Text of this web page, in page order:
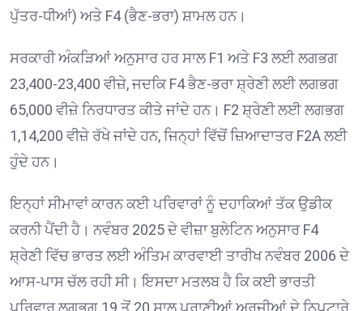
ਪੁੱਤਰ-ਧੀਆਂ) ਅਤੇ F4 (ਭੈਣ-ਭਰਾ) ਸ਼ਾਮਲ ਹਨ।
ਸਰਕਾਰੀ ਅੰਕੜਿਆਂ ਅਨੁਸਾਰ ਹਰ ਸਾਲ F1 ਅਤੇ F3 ਲਈ ਲਗਭਗ
23,400-23,400 ਵੀਜ਼ੇ, ਜਦਕਿ F4 ਭੈਣ-ਭਰਾ ਸ਼੍ਰੇਣੀ ਲਈ ਲਗਭਗ
65,000 ਵੀਜ਼ੇ ਨਿਰਧਾਰਤ ਕੀਤੇ ਜਾਂਦੇ ਹਨ। F2 ਸ਼੍ਰੇਣੀ ਲਈ ਲਗਭਗ
1,14,200 ਵੀਜ਼ੇ ਰੱਖੇ ਜਾਂਦੇ ਹਨ, ਜਿਨ੍ਹਾਂ ਵਿੱਚੋਂ ਜ਼ਿਆਦਾਤਰ F2A ਲਈ
ਹੁੰਦੇ ਹਨ।
ਇਨ੍ਹਾਂ ਸੀਮਾਵਾਂ ਕਾਰਨ ਕਈ ਪਰਿਵਾਰਾਂ ਨੂੰ ਦਹਾਕਿਆਂ ਤੱਕ ਉਡੀਕ
ਕਰਨੀ ਪੈਂਦੀ ਹੈ। ਨਵੰਬਰ 2025 ਦੇ ਵੀਜ਼ਾ ਬੁਲੇਟਿਨ ਅਨੁਸਾਰ F4
ਸ਼੍ਰੇਣੀ ਵਿੱਚ ਭਾਰਤ ਲਈ ਅੰਤਿਮ ਕਾਰਵਾਈ ਤਾਰੀਖ ਨਵੰਬਰ 2006 ਦੇ
ਆਸ-ਪਾਸ ਚੱਲ ਰਹੀ ਸੀ। ਇਸਦਾ ਮਤਲਬ ਹੈ ਕਿ ਕਈ ਭਾਰਤੀ
ਪਰਿਵਾਰ ਲਗਭਗ 19 ਤੋਂ 20 ਸਾਲ ਪੁਰਾਣੀਆਂ ਅਰਜ਼ੀਆਂ ਦੇ ਨਿਪਟਾਰੇ